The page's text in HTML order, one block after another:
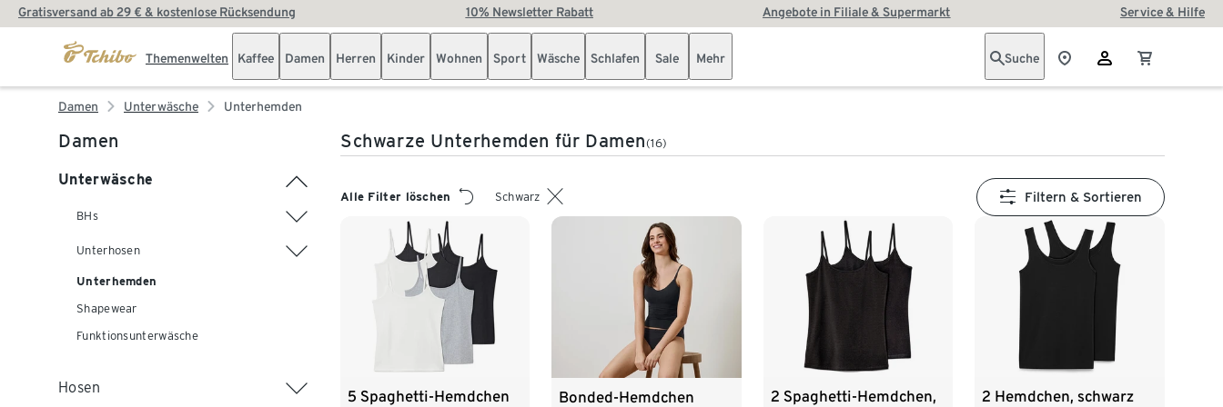
Gratisversand ab 29 € & kostenlose Rücksendung 10% Newsletter Rabatt Angebote in Filiale & Supermarkt Service & Hilfe
Themenwelten Kaffee Damen Herren Kinder Wohnen Sport Wäsche Schlafen Sale Mehr Suche
Damen Unterwäsche Unterhemden
Damen
Unterwäsche
BHs
Unterhosen
Unterhemden
Shapewear
Funktionsunterwäsche
Hosen
Schwarze Unterhemden für Damen(16)
Alle Filter löschen Schwarz Filtern & Sortieren
5 Spaghetti-Hemdchen Bonded-Hemdchen
2 Spaghetti-Hemdchen,
2 Hemdchen, schwarz